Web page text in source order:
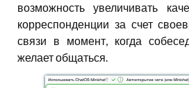
возможность увеличивать
корреспонденции за счет
связи в момент, когда
желает общаться.